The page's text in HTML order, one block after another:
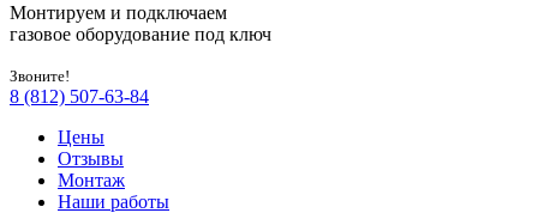
Монтируем и подключаем
газовое оборудование под ключ
Звоните!
8 (812) 507-63-84
Цены
Отзывы
Монтаж
Наши работы